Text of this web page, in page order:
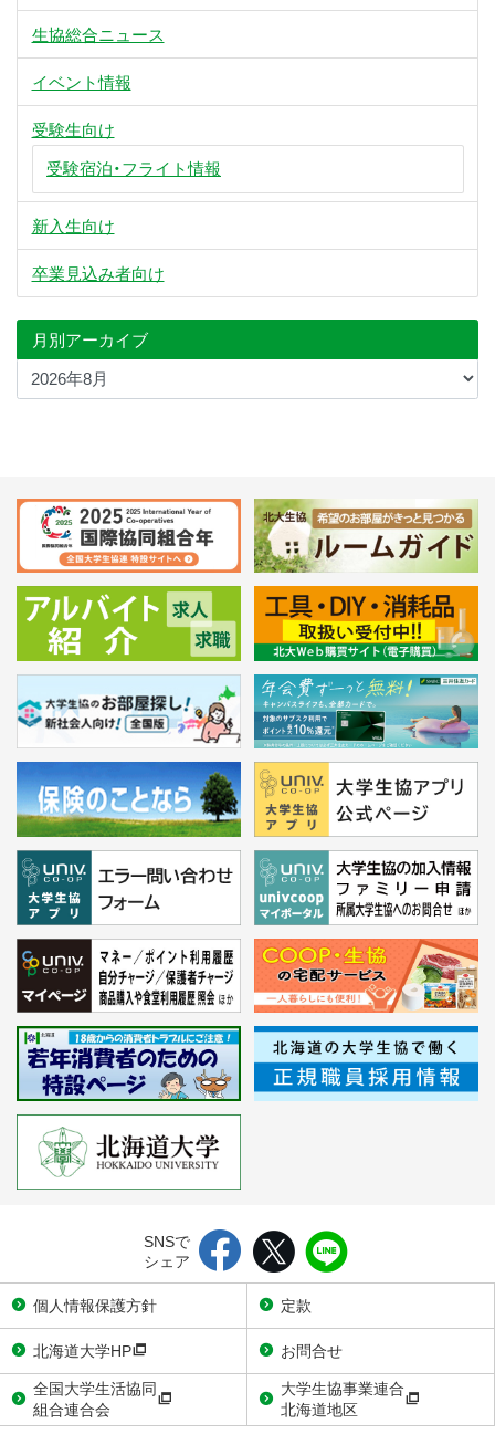
生協総合ニュース
イベント情報
受験生向け
受験宿泊・フライト情報
新入生向け
卒業見込み者向け
月別アーカイブ
SNSで
シェア
個人情報保護方針
定款
北海道大学HP
お問合せ
全国大学生活協同
組合連合会
大学生協事業連合
北海道地区